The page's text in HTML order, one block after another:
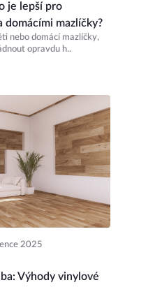
je lepší pro
domácími mazlíčky?
nebo domácí mazlíčky,
opravdu h..
2025
Výhody vinylové